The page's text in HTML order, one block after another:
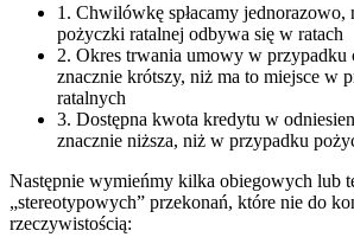
1. Chwilówkę spłacamy jednorazowo,
pożyczki ratalnej odbywa się w ratach
2. Okres trwania umowy w przypadku
znacznie krótszy, niż ma to miejsce w
ratalnych
3. Dostępna kwota kredytu w
znacznie niższa, niż w przypadku
Następnie wymieńmy kilka obiegowych lub
„stereotypowych” przekonań, które nie do
rzeczywistością: